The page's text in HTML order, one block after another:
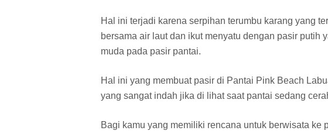
Hal ini terjadi karena serpihan terumbu karang yang
bersama air laut dan ikut menyatu dengan pasir putih
muda pada pasir pantai.
Hal ini yang membuat pasir di Pantai Pink Beach
yang sangat indah jika di lihat saat pantai sedang
Bagi kamu yang memiliki rencana untuk berwisata ke